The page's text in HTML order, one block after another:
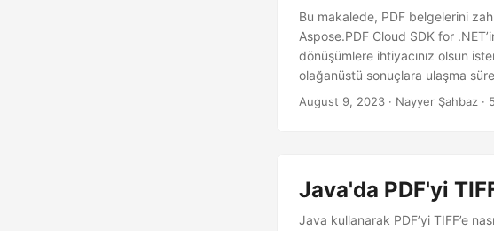
Bu makalede, PDF belgelerini
Aspose.PDF Cloud SDK for
dönüşümlere ihtiyacınız olsun
olağanüstü sonuçlara ulaşma
August 9, 2023 · Nayyer Şahbaz ·
Java'da PDF'yi
Java kullanarak PDF’yi TIFF’e